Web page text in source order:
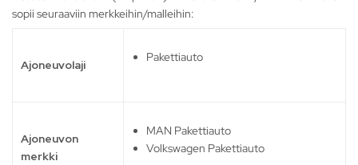
sopii seuraaviin merkkeihin/malleihin:
Ajoneuvolaji
Pakettiauto
Ajoneuvon
merkki
MAN Pakettiauto
Volkswagen Pakettiauto